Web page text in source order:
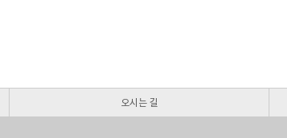
오시는 길